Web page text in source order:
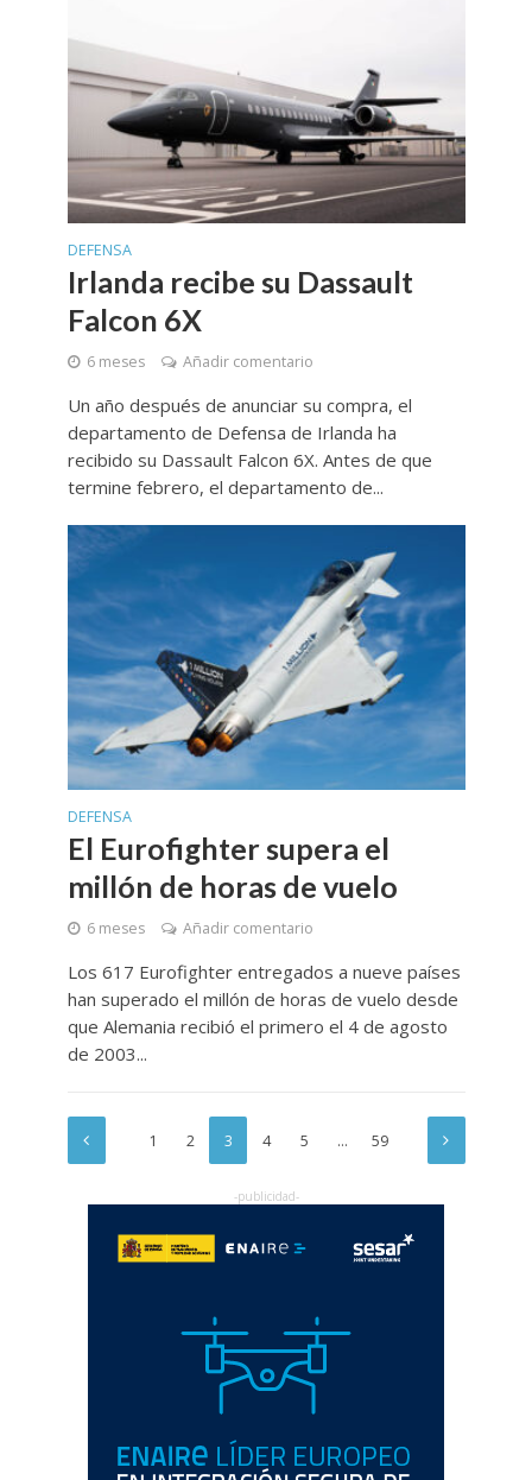
DEFENSA
Irlanda recibe su Dassault
Falcon 6X
6 meses Añadir comentario
Un año después de anunciar su compra, el
departamento de Defensa de Irlanda ha
recibido su Dassault Falcon 6X. Antes de que
termine febrero, el departamento de...
DEFENSA
El Eurofighter supera el
millón de horas de vuelo
6 meses Añadir comentario
Los 617 Eurofighter entregados a nueve países
han superado el millón de horas de vuelo desde
que Alemania recibió el primero el 4 de agosto
de 2003...
1 2 3 4 5 … 59